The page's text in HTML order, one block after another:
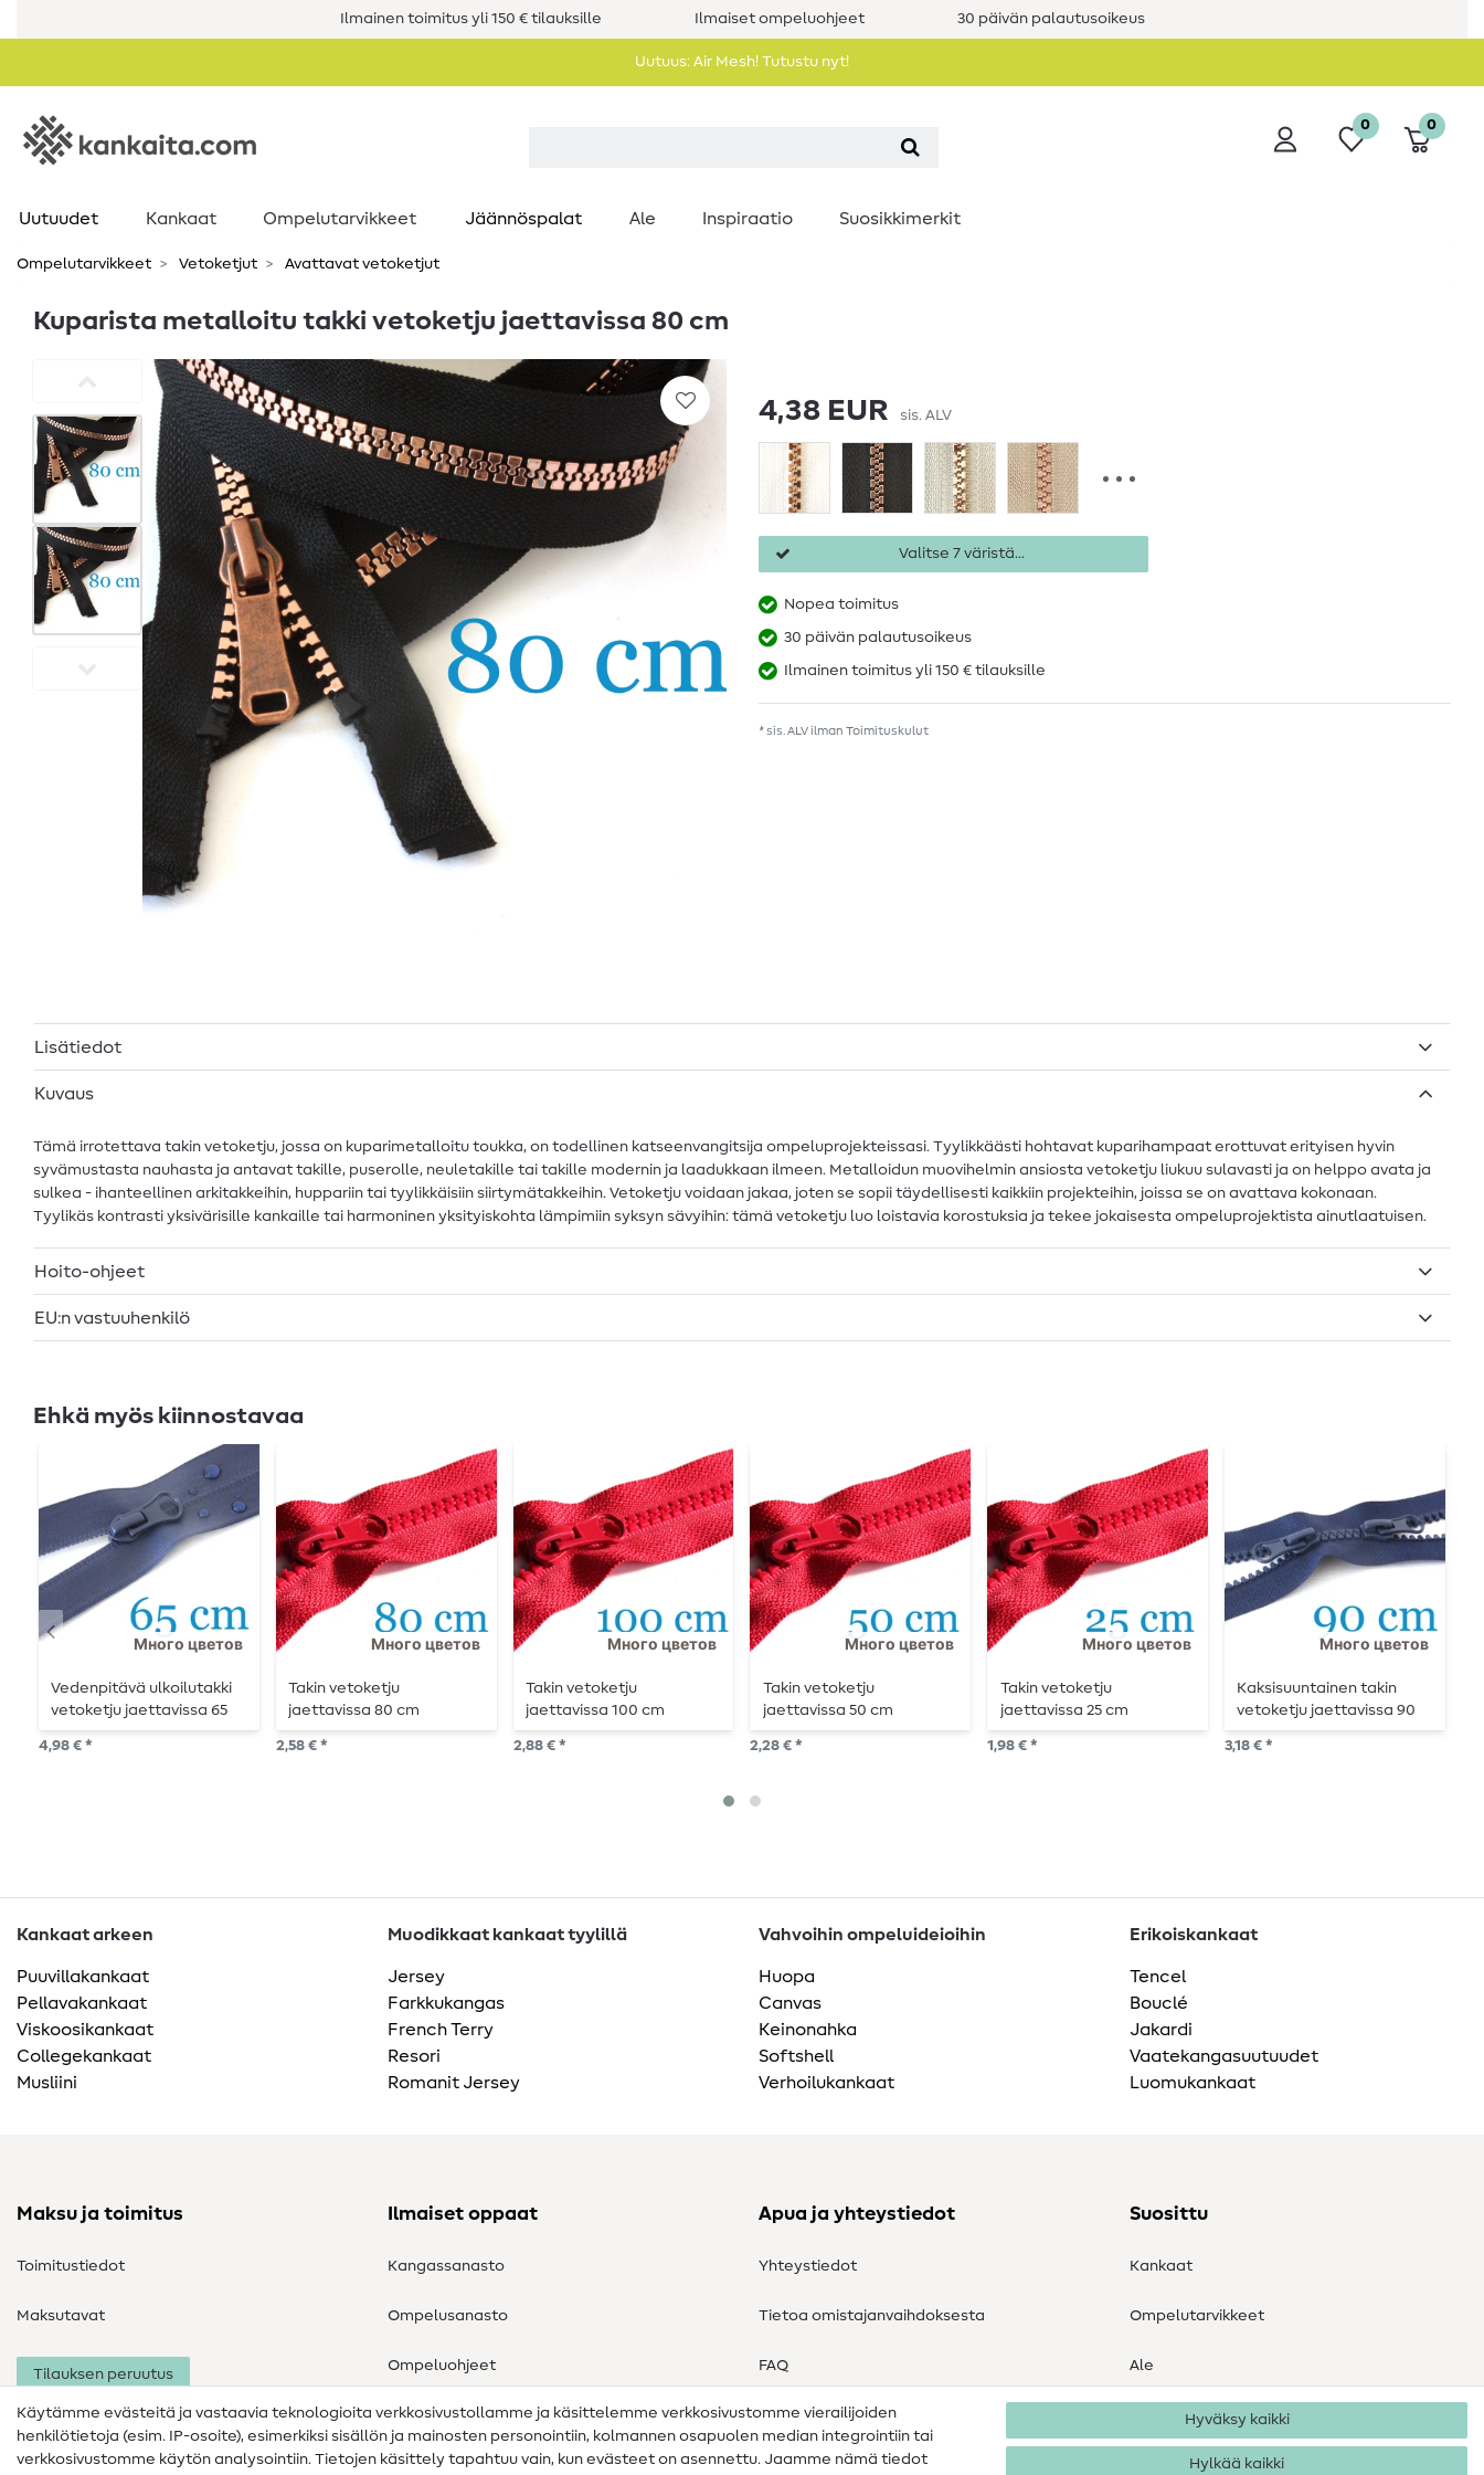
Ilmainen toimitus yli 150 € tilauksille Ilmaiset ompeluohjeet 30 päivän palautusoikeus
Uutuus: Air Mesh! Tutustu nyt!
0 0
Uutuudet Kankaat Ompelutarvikkeet Jäännöspalat Ale Inspiraatio Suosikkimerkit
Ompelutarvikkeet Vetoketjut Avattavat vetoketjut
Kuparista metalloitu takki vetoketju jaettavissa 80 cm
4,38 EUR sis. ALV
Valitse 7 väristä...
Nopea toimitus
30 päivän palautusoikeus
Ilmainen toimitus yli 150 € tilauksille
* sis. ALV ilman Toimituskulut
Lisätiedot
Kuvaus
Tämä irrotettava takin vetoketju, jossa on kuparimetalloitu toukka, on todellinen katseenvangitsija ompeluprojekteissasi. Tyylikkäästi hohtavat kuparihampaat erottuvat erityisen hyvin
syvämustasta nauhasta ja antavat takille, puserolle, neuletakille tai takille modernin ja laadukkaan ilmeen. Metalloidun muovihelmin ansiosta vetoketju liukuu sulavasti ja on helppo avata ja
sulkea - ihanteellinen arkitakkeihin, huppariin tai tyylikkäisiin siirtymätakkeihin. Vetoketju voidaan jakaa, joten se sopii täydellisesti kaikkiin projekteihin, joissa se on avattava kokonaan.
Tyylikäs kontrasti yksivärisille kankaille tai harmoninen yksityiskohta lämpimiin syksyn sävyihin: tämä vetoketju luo loistavia korostuksia ja tekee jokaisesta ompeluprojektista ainutlaatuisen.
Hoito-ohjeet
EU:n vastuuhenkilö
Ehkä myös kiinnostavaa
Много цветов
Vedenpitävä ulkoilutakki
vetoketju jaettavissa 65
cm
4,98 € *
Много цветов
Takin vetoketju
jaettavissa 80 cm
2,58 € *
Много цветов
Takin vetoketju
jaettavissa 100 cm
2,88 € *
Много цветов
Takin vetoketju
jaettavissa 50 cm
2,28 € *
Много цветов
Takin vetoketju
jaettavissa 25 cm
1,98 € *
Много цветов
Kaksisuuntainen takin
vetoketju jaettavissa 90
cm
3,18 € *
Kankaat arkeen
Puuvillakankaat
Pellavakankaat
Viskoosikankaat
Collegekankaat
Musliini
Muodikkaat kankaat tyylillä
Jersey
Farkkukangas
French Terry
Resori
Romanit Jersey
Vahvoihin ompeluideioihin
Huopa
Canvas
Keinonahka
Softshell
Verhoilukankaat
Erikoiskankaat
Tencel
Bouclé
Jakardi
Vaatekangasuutuudet
Luomukankaat
Maksu ja toimitus
Toimitustiedot
Maksutavat
Tilauksen peruutus
Ilmaiset oppaat
Kangassanasto
Ompelusanasto
Ompeluohjeet
Apua ja yhteystiedot
Yhteystiedot
Tietoa omistajanvaihdoksesta
FAQ
Peruutusoikeus
Suosittu
Kankaat
Ompelutarvikkeet
Ale
Käytämme evästeitä ja vastaavia teknologioita verkkosivustollamme ja käsittelemme verkkosivustomme vierailijoiden
henkilötietoja (esim. IP-osoite), esimerkiksi sisällön ja mainosten personointiin, kolmannen osapuolen median integrointiin tai
verkkosivustomme käytön analysointiin. Tietojen käsittely tapahtuu vain, kun evästeet on asennettu. Jaamme nämä tiedot
Hyväksy kaikki
Hylkää kaikki